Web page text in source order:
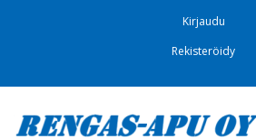
Kirjaudu
Rekisteröidy